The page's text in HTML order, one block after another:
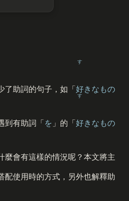
了助詞的句子，如「 好
す
きなもの
到有助詞「 を 」的「 好
す
きなもの
麼會有這樣的情況呢？本文將主
配使用時的方式，另外也解釋助